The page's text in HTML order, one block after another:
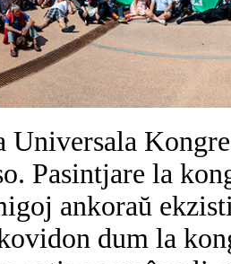
Universala
Pasintjare la
ankoraŭ
dum la